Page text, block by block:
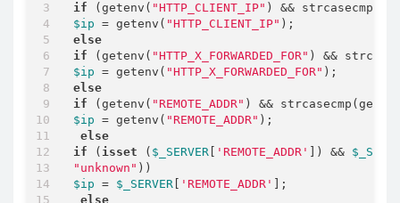
if (getenv( "HTTP_CLIENT_IP" ) &&
$ip = getenv( "HTTP_CLIENT_IP"
else
if (getenv( "HTTP_X_FORWARDED_FOR" ) &&
$ip = getenv( "HTTP_X_FORWARDED_FOR"
else
if (getenv( "REMOTE_ADDR" ) &&
$ip = getenv( "REMOTE_ADDR" );
else
if ( isset ( $_SERVER 'REMOTE_ADDR' ]) &&
"unknown"
$ip = $_SERVER 'REMOTE_ADDR'
];
else